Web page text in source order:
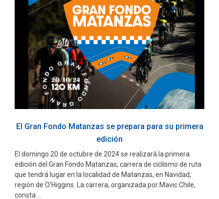
El Gran Fondo Matanzas se prepara para su primera
edición
El domingo 20 de octubre de 2024 se realizará la primera
edición del Gran Fondo Matanzas, carrera de ciclismo de ruta
que tendrá lugar en la localidad de Matanzas, en Navidad,
región de O’Higgins. La carrera, organizada por Mavic Chile,
consta ...